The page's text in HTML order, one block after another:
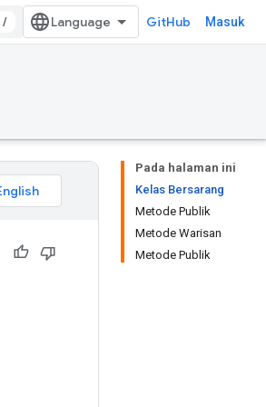
/ GitHub Masuk
Pada halaman ini
Kelas Bersarang
Metode Publik
Metode Warisan
Metode Publik